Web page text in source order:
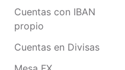
Cuentas con IBAN
propio
Cuentas en Divisas